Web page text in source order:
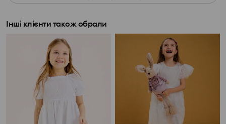
Інші клієнти також обрали